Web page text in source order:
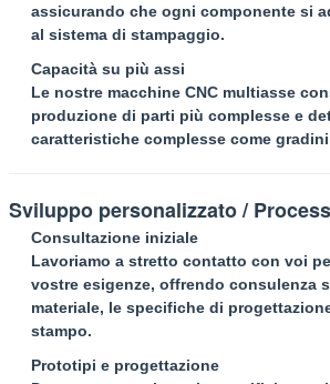
assicurando che ogni componente si
al sistema di stampaggio.
Capacità su più assi
Le nostre macchine CNC multiasse
produzione di parti più complesse e
caratteristiche complesse come
Sviluppo personalizzato /
Consultazione iniziale
Lavoriamo a stretto contatto con voi
vostre esigenze, offrendo consulenza
materiale, le specifiche di
stampo.
Prototipi e progettazione